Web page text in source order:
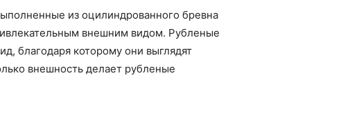
из оцилиндрованного бревна
внешним видом. Рубленые
благодаря которому они выглядят
внешность делает рубленые